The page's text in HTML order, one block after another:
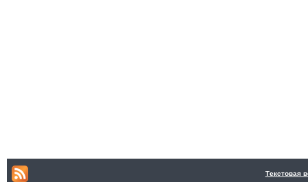
Текстовая